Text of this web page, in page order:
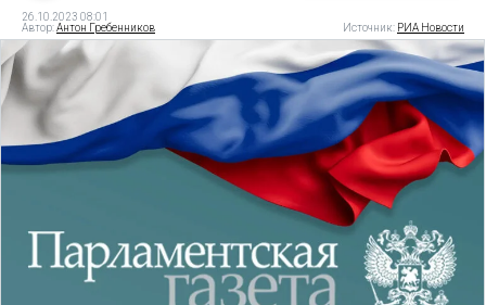
26.10.2023 08:01
Автор:Антон Гребенников Источник: РИА Новости